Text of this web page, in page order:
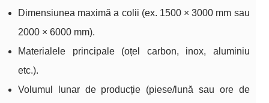
Dimensiunea maximă a colii (ex. 1500 × 3000 mm sau
2000 × 6000 mm).
Materialele principale (oțel carbon, inox, aluminiu
etc.).
Volumul lunar de producție (piese/lună sau ore de